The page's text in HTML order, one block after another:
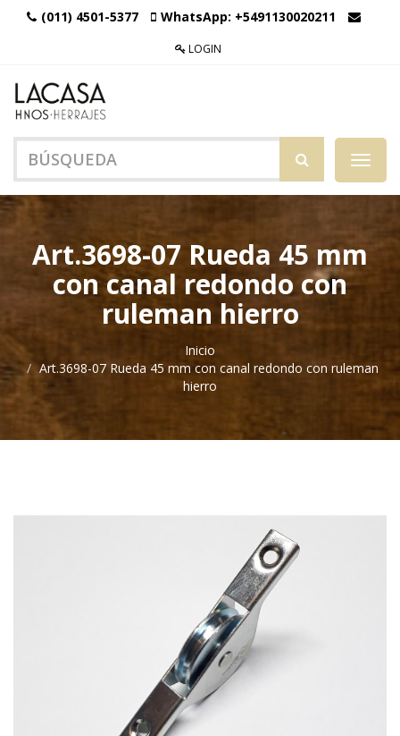
(011) 4501-5377 WhatsApp: +5491130020211
LOGIN
Menú
de
Art.3698-07 Rueda 45 mm
con canal redondo con
ruleman hierro
Inicio
Art.3698-07 Rueda 45 mm con canal redondo con ruleman
hierro